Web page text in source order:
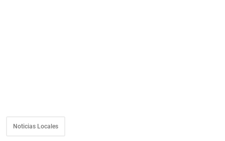
Noticias Locales